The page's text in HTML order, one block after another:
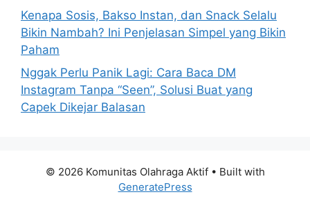
Kenapa Sosis, Bakso Instan, dan Snack Selalu
Bikin Nambah? Ini Penjelasan Simpel yang Bikin
Paham
Nggak Perlu Panik Lagi: Cara Baca DM
Instagram Tanpa “Seen”, Solusi Buat yang
Capek Dikejar Balasan
© 2026 Komunitas Olahraga Aktif• Built with
GeneratePress